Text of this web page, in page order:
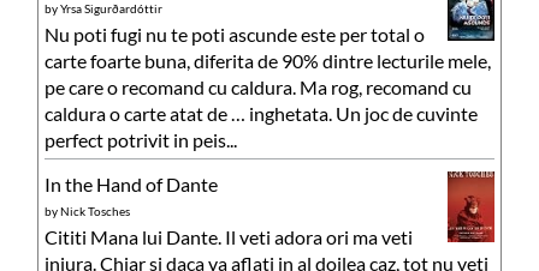
byYrsa Sigurðardóttir
Nu poti fugi nu te poti ascunde este per total o
carte foarte buna, diferita de 90% dintre lecturile mele,
pe care o recomand cu caldura. Ma rog, recomand cu
caldura o carte atat de … inghetata. Un joc de cuvinte
perfect potrivit in peis...
In the Hand of Dante
byNick Tosches
Cititi Mana lui Dante. Il veti adora ori ma veti
injura. Chiar si daca va aflati in al doilea caz, tot nu veti